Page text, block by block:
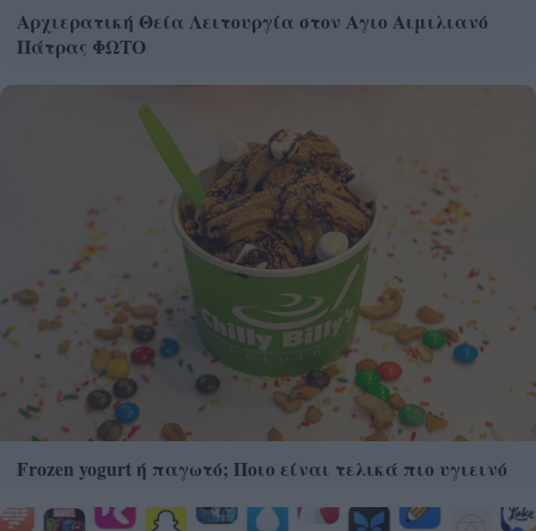
Αρχιερατική Θεία Λειτουργία στον Αγιο Αιμιλιανό
Πάτρας ΦΩΤΟ
Frozen yogurt ή παγωτό; Ποιο είναι τελικά πιο υγιεινό